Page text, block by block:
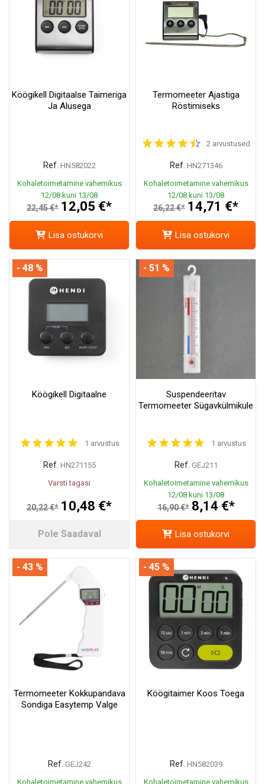
Köögikell Digitaalse Taimeriga
Ja Alusega
Ref. HN582022
Kohaletoimetamine vahemikus
12/08 kuni 13/08
22,45 €* 12,05 €*
Lisa ostukorvi
Termomeeter Ajastiga
Röstimiseks
2 arvustused
Ref. HN271346
Kohaletoimetamine vahemikus
12/08 kuni 13/08
26,22 €* 14,71 €*
Lisa ostukorvi
Köögikell Digitaalne
1 arvustus
Ref. HN271155
Varsti tagasi
20,22 €* 10,48 €*
- 48 %
Pole Saadaval
Suspendeeritav
Termomeeter Sügavkülmikule
1 arvustus
Ref. GEJ211
Kohaletoimetamine vahemikus
12/08 kuni 13/08
16,90 €* 8,14 €*
- 51 %
Lisa ostukorvi
Termomeeter Kokkupandava
Sondiga Easytemp Valge
Ref. GEJ242
Kohaletoimetamine vahemikus
- 43 %
Köögitaimer Koos Toega
Ref. HN582039
Kohaletoimetamine vahemikus
- 45 %